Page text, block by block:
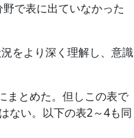
で表に出ていなかった
をより深く理解し、意識
まとめた。但しこの表で
ない。以下の表2～4も同